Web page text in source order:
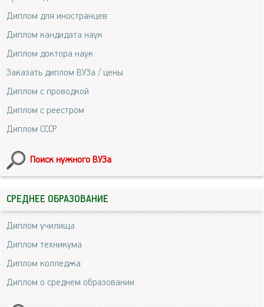
Диплом для иностранцев
Диплом кандидата наук
Диплом доктора наук
Заказать диплом ВУЗа / цены
Диплом с проводкой
Диплом с реестром
Диплом СССР
Поиск нужного ВУЗа
СРЕДНЕЕ ОБРАЗОВАНИЕ
Диплом училища
Диплом техникума
Диплом колледжа
Диплом о среднем образовании